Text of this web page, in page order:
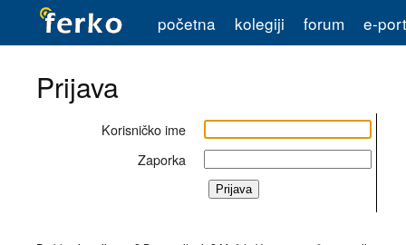
početna kolegiji forum e-
Prijava
Korisničko ime
Zaporka